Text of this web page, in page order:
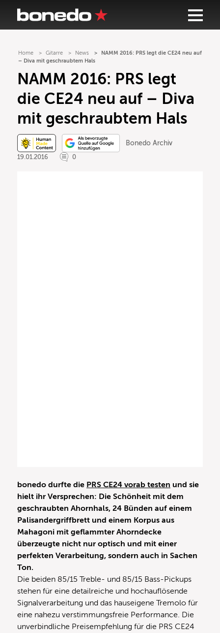
Home Gitarre News
NAMM 2016: PRS legt die CE24 neu auf
– Diva mit geschraubtem Hals
NAMM 2016: PRS legt
die CE24 neu auf – Diva
mit geschraubtem Hals
Bonedo Archiv
19.01.2016
0
bonedo durfte die PRS CE24 vorab testen und sie
hielt ihr Versprechen: Die Schönheit mit dem
geschraubten Ahornhals, 24 Bünden auf einem
Palisandergriffbrett und einem Korpus aus
Mahagoni mit geflammter Ahorndecke
überzeugte nicht nur optisch und mit einer
perfekten Verarbeitung, sondern auch in Sachen
Ton.
Die beiden 85/15 Treble- und 85/15 Bass-Pickups
stehen für eine detailreiche und hochauflösende
Signalverarbeitung und das hauseigene Tremolo für
eine nahezu verstimmungsfreie Performance. Die
unverbindliche Preisempfehlung für die PRS CE24